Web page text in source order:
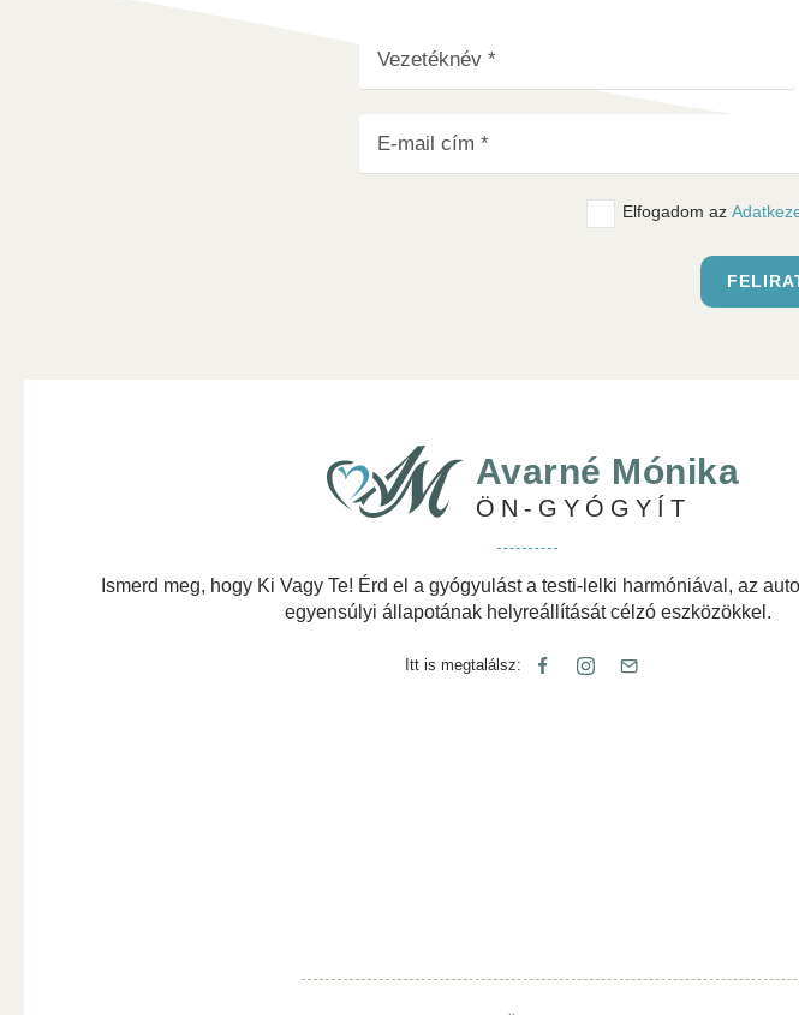
Elfogadom az
Avarné Mónika
ÖN-GYÓGYÍT
Ismerd meg, hogy Ki Vagy Te! Érd el a gyógyulást a testi-lelki harmóniával, az
egyensúlyi állapotának helyreállítását célzó eszközökkel.
Itt is megtalálsz: